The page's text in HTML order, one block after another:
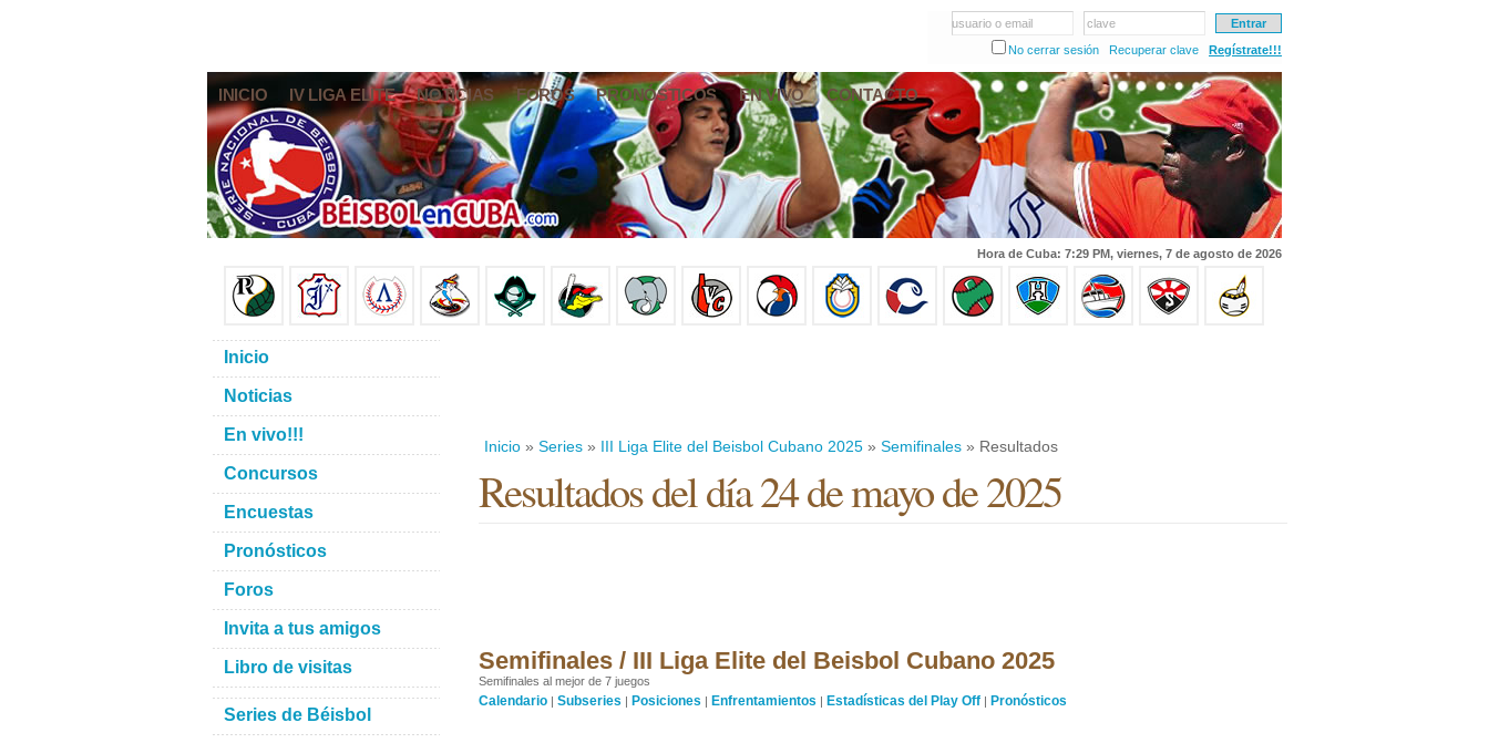
usuario o email
clave
No cerrar sesión
Recuperar clave Regístrate!!!
INICIO IV LIGA ELITE NOTICIAS FOROS PRONÓSTICOS EN VIVO CONTACTO
Hora de Cuba: 7:29 PM, viernes, 7 de agosto de 2026
Inicio » Series » III Liga Elite del Beisbol Cubano 2025 » Semifinales » Resultados
Resultados del día 24 de mayo de 2025
Semifinales / III Liga Elite del Beisbol Cubano 2025
Semifinales al mejor de 7 juegos
Calendario | Subseries | Posiciones | Enfrentamientos | Estadísticas del Play Off | Pronósticos
Inicio
Noticias
En vivo!!!
Concursos
Encuestas
Pronósticos
Foros
Invita a tus amigos
Libro de visitas
Series de Béisbol